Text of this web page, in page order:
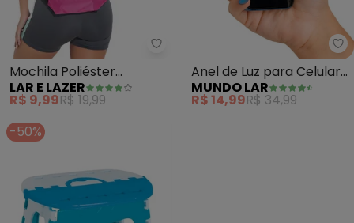
Lar e Lazer - Mochila Poliéster
Mochila Poliéster
(Sortida) 1 Peça
LAR E LAZER
R$ 9,99R$ 19,99
Anel de Luz para Celular
(Branco) 8 cm
MUNDO LAR
R$ 14,99R$ 34,99
-50%